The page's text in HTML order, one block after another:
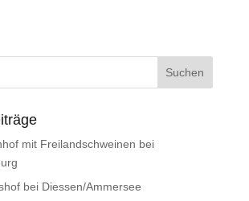
mit Freilandschweinen bei
bei Diessen/Ammersee